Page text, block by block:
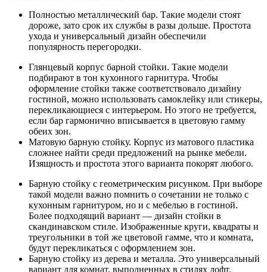
Полностью металлический бар. Такие модели стоят
дороже, зато срок их службы в разы дольше. Простота
ухода и универсальный дизайн обеспечили
популярность перегородки.
Глянцевый корпус барной стойки. Такие модели
подбирают в тон кухонного гарнитура. Чтобы
оформление стойки также соответствовало дизайну
гостиной, можно использовать самоклейку или стикеры,
перекликающиеся с интерьером. Но этого не требуется,
если бар гармонично вписывается в цветовую гамму
обеих зон.
Матовую барную стойку. Корпус из матового пластика
сложнее найти среди предложений на рынке мебели.
Изящность и простота этого варианта покорят любого.
Барную стойку с геометрическим рисунком. При выборе
такой модели важно помнить о сочетании не только с
кухонным гарнитуром, но и с мебелью в гостиной.
Более подходящий вариант — дизайн стойки в
скандинавском стиле. Изображенные круги, квадраты и
треугольники в той же цветовой гамме, что и комната,
будут перекликаться с оформлением зон.
Барную стойку из дерева и металла. Это универсальный
вариант для комнат, выполненных в стилях лофт,